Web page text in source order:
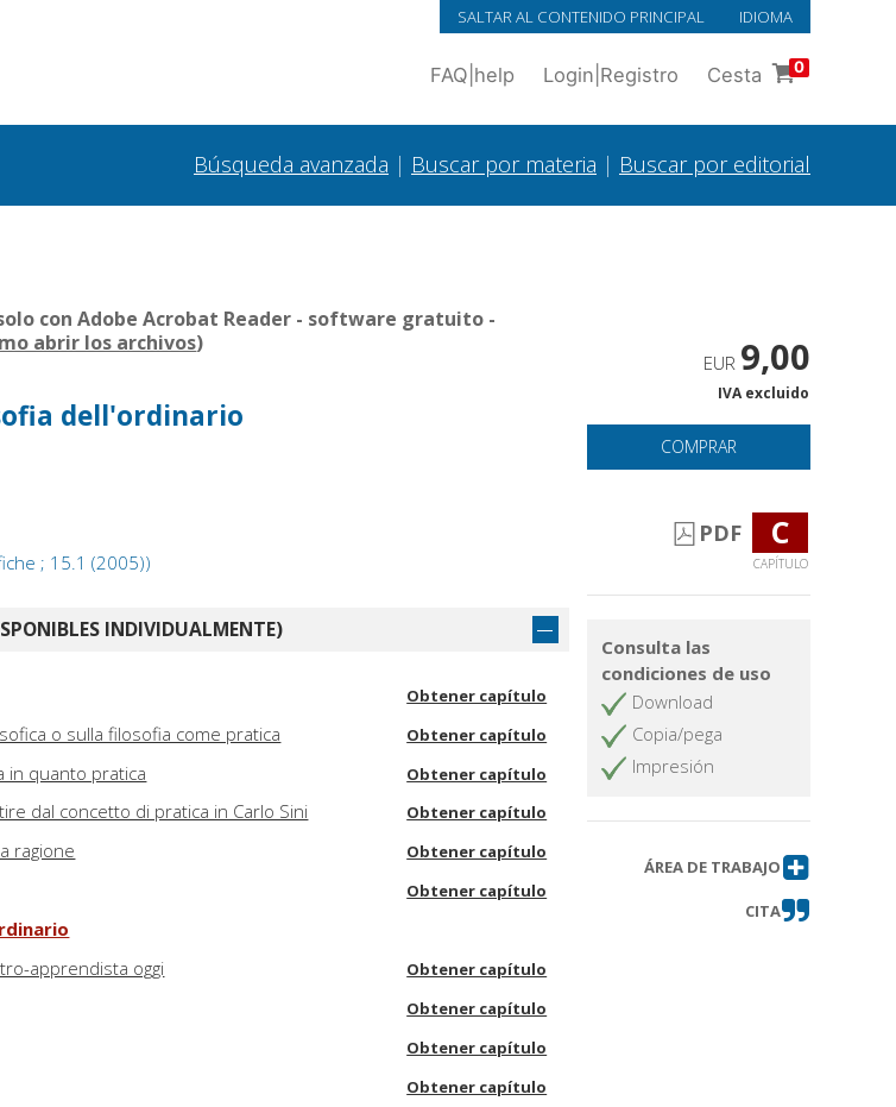
SALTAR AL CONTENIDO PRINCIPAL IDIOMA
FAQ help Login Registro Cesta 0
Búsqueda avanzada | Buscar por materia | Buscar por editorial
con Adobe Acrobat Reader - software gratuito -
abrir los archivos)
dell'ordinario
; 15.1 (2005))
INDIVIDUALMENTE)
Obtener capítulo
o sulla filosofia come pratica Obtener capítulo
in quanto pratica Obtener capítulo
dal concetto di pratica in Carlo Sini Obtener capítulo
ragione Obtener capítulo
Obtener capítulo
apprendista oggi
Obtener capítulo
Obtener capítulo
Obtener capítulo
Obtener capítulo
EUR 9,00
IVA excluido
COMPRAR
PDF C
CAPÍTULO
Consulta las
condiciones de uso
Download
Copia/pega
Impresión
ÁREA DE TRABAJO
CITA